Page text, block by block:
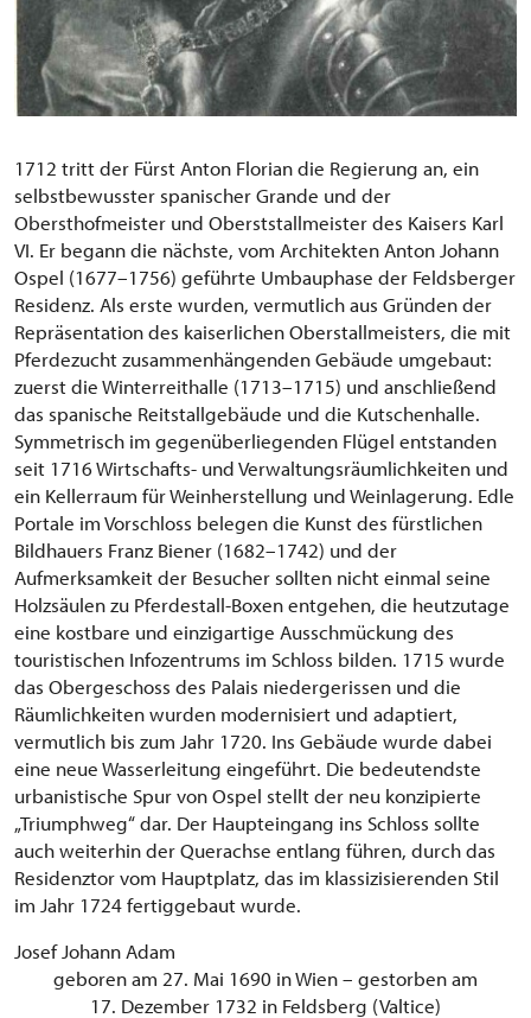
1712 tritt der Fürst Anton Florian die Regierung an, ein
selbstbewusster spanischer Grande und der
Obersthofmeister und Oberststallmeister des Kaisers Karl
VI. Er begann die nächste, vom Architekten Anton Johann
Ospel (1677–1756) geführte Umbauphase der Feldsberger
Residenz. Als erste wurden, vermutlich aus Gründen der
Repräsentation des kaiserlichen Oberstallmeisters, die mit
Pferdezucht zusammenhängenden Gebäude umgebaut:
zuerst die Winterreithalle (1713–1715) und anschließend
das spanische Reitstallgebäude und die Kutschenhalle.
Symmetrisch im gegenüberliegenden Flügel entstanden
seit 1716 Wirtschafts- und Verwaltungsräumlichkeiten und
ein Kellerraum für Weinherstellung und Weinlagerung. Edle
Portale im Vorschloss belegen die Kunst des fürstlichen
Bildhauers Franz Biener (1682–1742) und der
Aufmerksamkeit der Besucher sollten nicht einmal seine
Holzsäulen zu Pferdestall-Boxen entgehen, die heutzutage
eine kostbare und einzigartige Ausschmückung des
touristischen Infozentrums im Schloss bilden. 1715 wurde
das Obergeschoss des Palais niedergerissen und die
Räumlichkeiten wurden modernisiert und adaptiert,
vermutlich bis zum Jahr 1720. Ins Gebäude wurde dabei
eine neue Wasserleitung eingeführt. Die bedeutendste
urbanistische Spur von Ospel stellt der neu konzipierte
„Triumphweg“ dar. Der Haupteingang ins Schloss sollte
auch weiterhin der Querachse entlang führen, durch das
Residenztor vom Hauptplatz, das im klassizisierenden Stil
im Jahr 1724 fertiggebaut wurde.
Josef Johann Adam
geboren am 27. Mai 1690 in Wien – gestorben am
17. Dezember 1732 in Feldsberg (Valtice)